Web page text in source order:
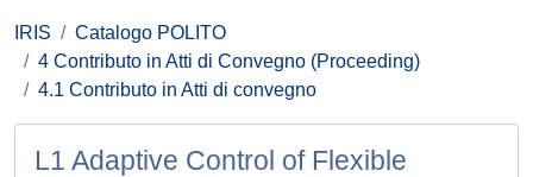
IRIS
Catalogo POLITO
4 Contributo in Atti di Convegno (Proceeding)
4.1 Contributo in Atti di convegno
L1 Adaptive Control of Flexible